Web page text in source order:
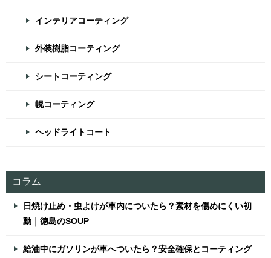
インテリアコーティング
外装樹脂コーティング
シートコーティング
幌コーティング
ヘッドライトコート
コラム
日焼け止め・虫よけが車内についたら？素材を傷めにくい初
動｜徳島のSOUP
給油中にガソリンが車へついたら？安全確保とコーティング